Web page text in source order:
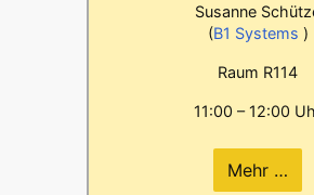
Susanne
(B1 Systems )
Raum R114
11:00 – 12:00
Mehr …